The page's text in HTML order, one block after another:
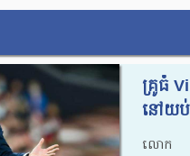
គ្រូធំ
នៅយប់
លោក